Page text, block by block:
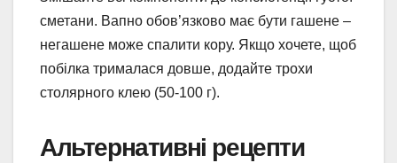
сметани. Вапно обов’язково має бути гашене –
негашене може спалити кору. Якщо хочете, щоб
побілка трималася довше, додайте трохи
столярного клею (50-100 г).
Альтернативні рецепти